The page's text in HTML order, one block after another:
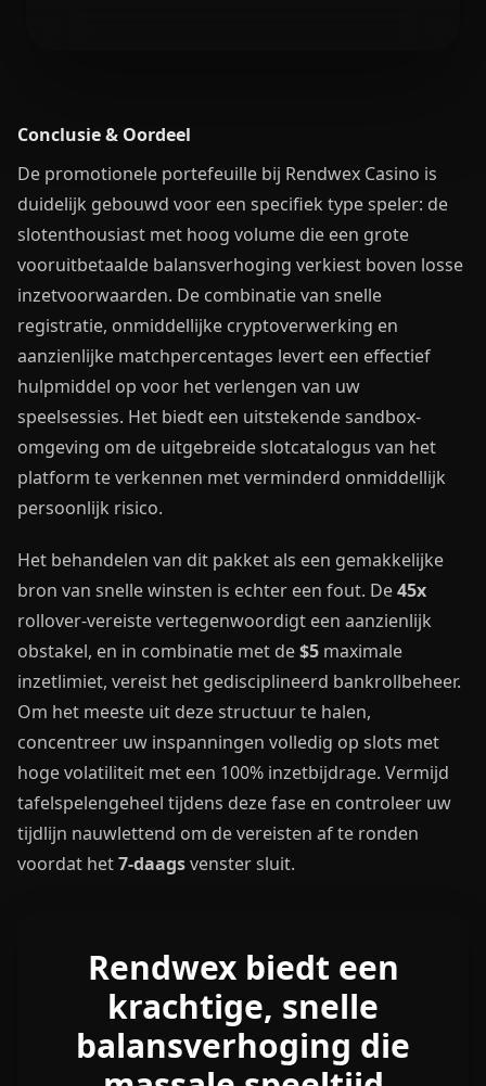
Conclusie & Oordeel
De promotionele portefeuille bij Rendwex Casino is
duidelijk gebouwd voor een specifiek type speler: de
slotenthousiast met hoog volume die een grote
vooruitbetaalde balansverhoging verkiest boven losse
inzetvoorwaarden. De combinatie van snelle
registratie, onmiddellijke cryptoverwerking en
aanzienlijke matchpercentages levert een effectief
hulpmiddel op voor het verlengen van uw
speelsessies. Het biedt een uitstekende sandbox-
omgeving om de uitgebreide slotcatalogus van het
platform te verkennen met verminderd onmiddellijk
persoonlijk risico.
Het behandelen van dit pakket als een gemakkelijke
bron van snelle winsten is echter een fout. De45x
rollover-vereiste vertegenwoordigt een aanzienlijk
obstakel, en in combinatie met de$5 maximale
inzetlimiet, vereist het gedisciplineerd bankrollbeheer.
Om het meeste uit deze structuur te halen,
concentreer uw inspanningen volledig op slots met
hoge volatiliteit met een 100% inzetbijdrage. Vermijd
tafelspelengeheel tijdens deze fase en controleer uw
tijdlijn nauwlettend om de vereisten af te ronden
voordat het7-daagsvenster sluit.
Rendwex biedt een
krachtige, snelle
balansverhoging die